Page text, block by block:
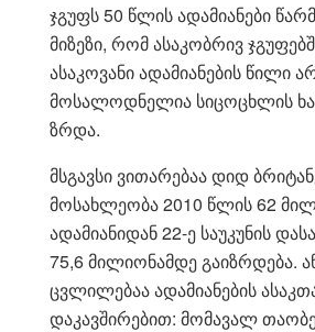
ჯგუფს 50 წლის ადამიანები
მიზეზი, რომ ასაკობრივ
ასაკოვანი ადამიანების წილი
მოსალოდნელია სიცოცხლის
ზრდა.
მსგავსი ვითარებაა დიდ
მოსახლეობა 2010 წლის 62
ადამიანიდან 22-ე საუკუნის
75,6 მილიონამდე გაიზრდება.
ცვლილებაა ადამიანების
დაკავშირებით: მომავალ